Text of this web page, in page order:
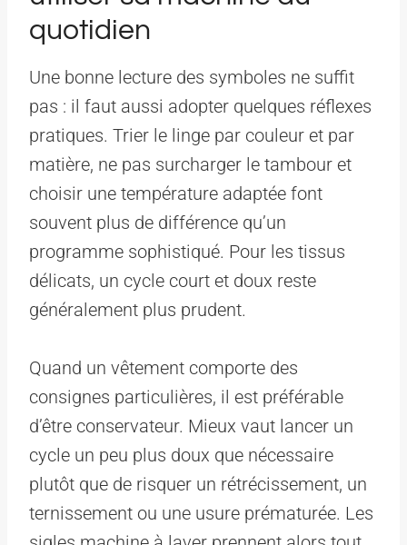
quotidien
Une bonne lecture des symboles ne suffit
pas : il faut aussi adopter quelques réflexes
pratiques. Trier le linge par couleur et par
matière, ne pas surcharger le tambour et
choisir une température adaptée font
souvent plus de différence qu’un
programme sophistiqué. Pour les tissus
délicats, un cycle court et doux reste
généralement plus prudent.
Quand un vêtement comporte des
consignes particulières, il est préférable
d’être conservateur. Mieux vaut lancer un
cycle un peu plus doux que nécessaire
plutôt que de risquer un rétrécissement, un
ternissement ou une usure prématurée. Les